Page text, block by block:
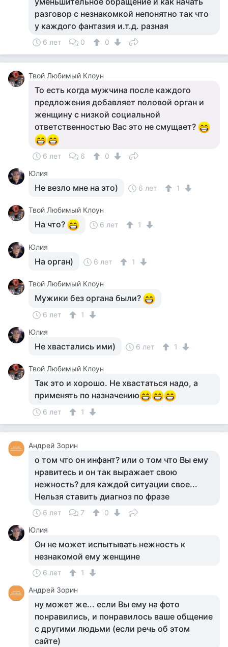
разговор с незнакомкой непонятно так что
у каждого фантазия и.т.д. разная
6 лет 0 0
Твой Любимый Клоун
То есть когда мужчина после каждого
предложения добавляет половой орган и
женщину с низкой социальной
ответственностью Вас это не смущает?
6 лет 6
0
Юлия
Не везло мне на это) 6 лет 1
Твой Любимый Клоун
На что? 6 лет 1
Юлия
На орган) 6 лет 1
Твой Любимый Клоун
Мужики без органа были?
6 лет
1
Юлия
Не хвастались ими) 6 лет 1
Твой Любимый Клоун
Так это и хорошо. Не хвастаться надо, а
применять по назначению
6 лет 1
Андрей Зорин
о том что он инфант? или о том что Вы ему
нравитесь и он так выражает свою
нежность? для каждой ситуации свое...
Нельзя ставить диагноз по фразе
6 лет 7
0
Юлия
Он не может испытывать нежность к
незнакомой ему женщине
6 лет
1
Андрей Зорин
ну может же... если Вы ему на фото
понравились, и понравилось ваше общение
с другими людьми (если речь об этом
сайте)